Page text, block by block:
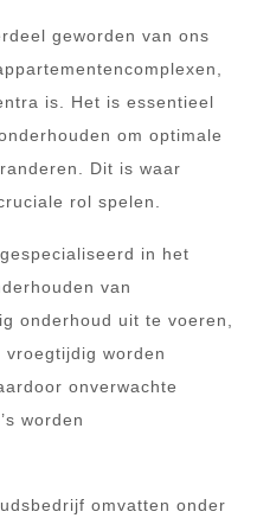
geworden van ons
is. Het is essentieel
om optimale
Dit is waar
rol spelen.
in het
van
onderhoud uit te voeren,
worden
onverwachte
worden
omvatten onder